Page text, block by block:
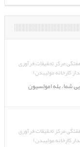
مرکز تحقیقات فرآوری
کارخانه مولیبدن)
شما. بله امولسیون
مرکز تحقیقات فرآوری
کارخانه مولیبدن)